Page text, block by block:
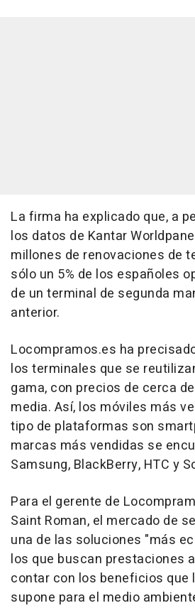
La firma ha explicado que, a
los datos de Kantar
millones de renovaciones de
sólo un 5% de los españoles
de un terminal de segunda
anterior.
Locompramos.es ha
los terminales que se
gama, con precios de cerca
media. Así, los móviles más
tipo de plataformas son
marcas más vendidas se
Samsung, BlackBerry, HTC y
Para el gerente de
Saint Roman, el mercado de
una de las soluciones "más
los que buscan prestaciones
contar con los beneficios que
supone para el medio